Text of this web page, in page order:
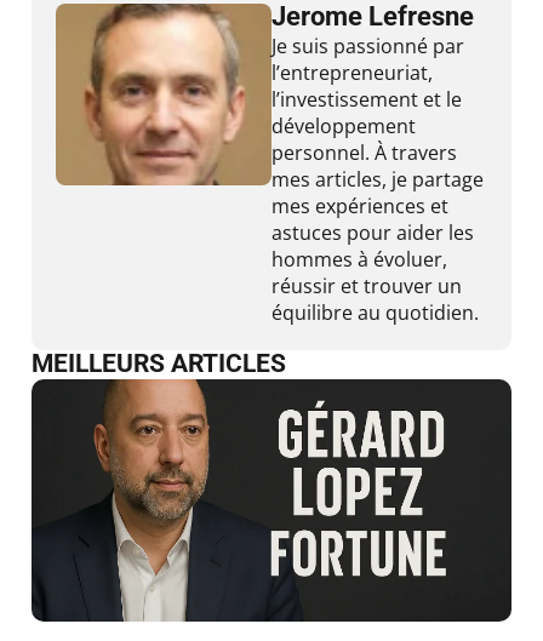
Jerome Lefresne
Je suis passionné par
l’entrepreneuriat,
l’investissement et le
développement
personnel. À travers
mes articles, je partage
mes expériences et
astuces pour aider les
hommes à évoluer,
réussir et trouver un
équilibre au quotidien.
MEILLEURS ARTICLES